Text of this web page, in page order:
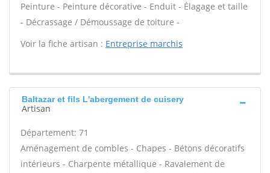
Peinture - Peinture décorative - Enduit - Élagage et taille
- Décrassage / Démoussage de toiture -
Voir la fiche artisan : Entreprise marchis
Baltazar et fils L'abergement de cuisery
Artisan
Département: 71
Aménagement de combles - Chapes - Bétons décoratifs
intérieurs - Charpente métallique - Ravalement de